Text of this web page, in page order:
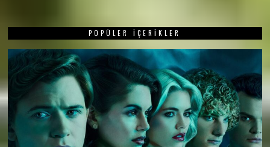
POPÜLER İÇERIKLER